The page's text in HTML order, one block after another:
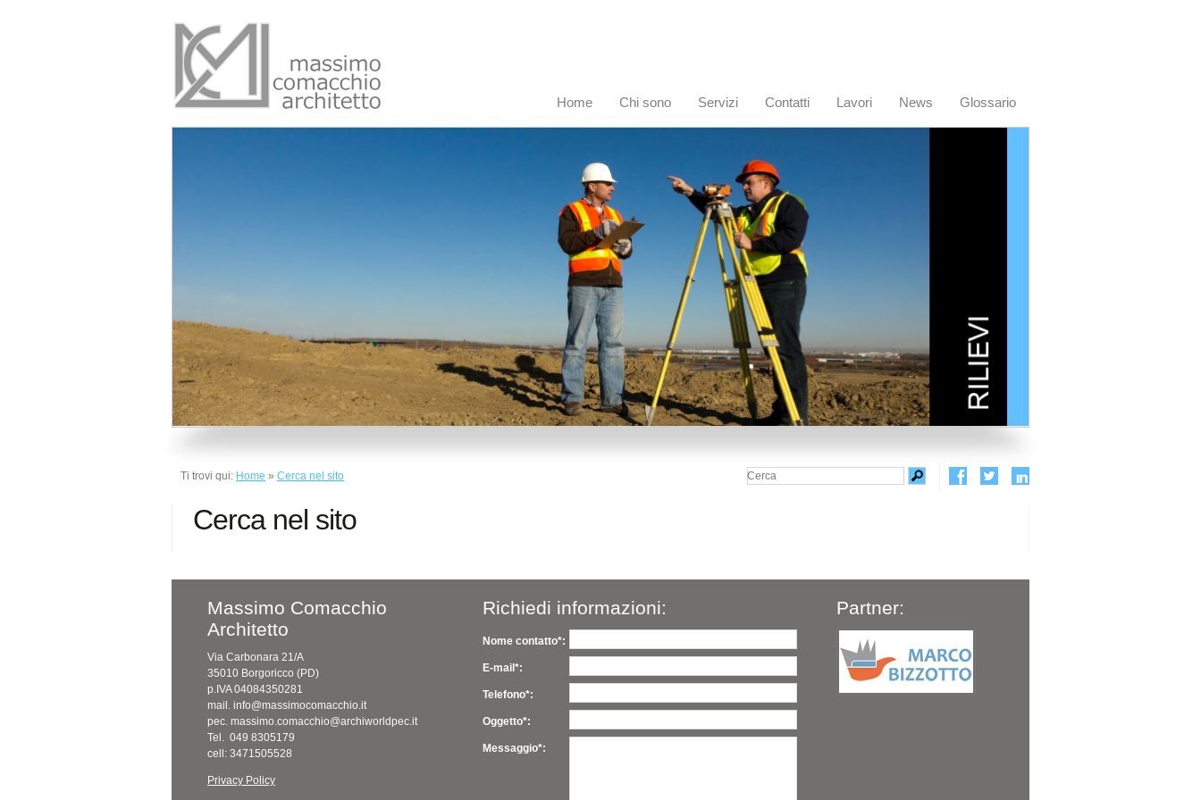
Home Chi sono Servizi Contatti Lavori News Glossario
Ti trovi qui: Home » Cerca nel sito
Cerca nel sito
Massimo Comacchio
Architetto
Via Carbonara 21/A
35010 Borgoricco (PD)
p.IVA 04084350281
mail. info@massimocomacchio.it
pec. massimo.comacchio@archiworldpec.it
Tel. 049 8305179
cell: 3471505528
Privacy Policy
Richiedi informazioni:
Nome contatto*:
E-mail*:
Telefono*:
Oggetto*:
Messaggio*:
Partner: